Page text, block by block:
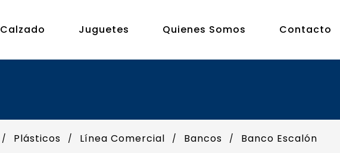
Calzado Juguetes Quienes Somos Contacto
Plásticos Línea Comercial Bancos Banco Escalón